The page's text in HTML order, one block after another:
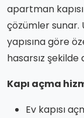
apartman
çözümler sunar.
yapısına göre
hasarsız şekilde
Kapı açma
Ev kapısı